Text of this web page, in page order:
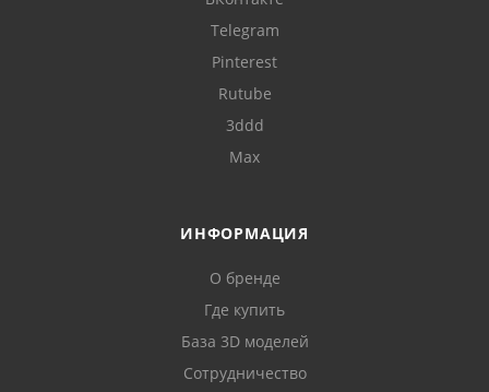
Telegram
Pinterest
Rutube
3ddd
Max
ИНФОРМАЦИЯ
О бренде
Где купить
База 3D моделей
Сотрудничество